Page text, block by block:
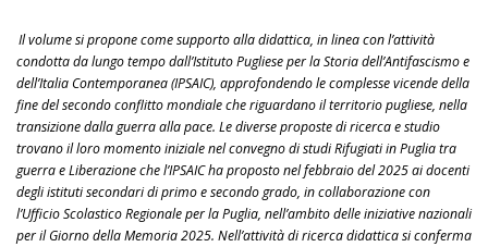
Il volume si propone come supporto alla didattica, in linea con l’attività
condotta da lungo tempo dall’Istituto Pugliese per la Storia dell’Antifascismo e
dell’Italia Contemporanea (IPSAIC), approfondendo le complesse vicende della
fine del secondo conflitto mondiale che riguardano il territorio pugliese, nella
transizione dalla guerra alla pace. Le diverse proposte di ricerca e studio
trovano il loro momento iniziale nel convegno di studi Rifugiati in Puglia tra
guerra e Liberazione che l’IPSAIC ha proposto nel febbraio del 2025 ai docenti
degli istituti secondari di primo e secondo grado, in collaborazione con
l’Ufficio Scolastico Regionale per la Puglia, nell’ambito delle iniziative nazionali
per il Giorno della Memoria 2025. Nell’attività di ricerca didattica si conferma